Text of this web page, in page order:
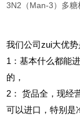
3N2（Man-3）多糖
我们公司zui大优势
1 ：基本什么都能
的，
2 ：
货品全，现经
可以进口，特别是